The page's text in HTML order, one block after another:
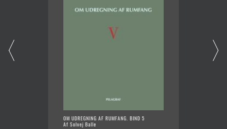
OM UDREGNING AF RUMFANG. BIND 5
Af Solvej Balle